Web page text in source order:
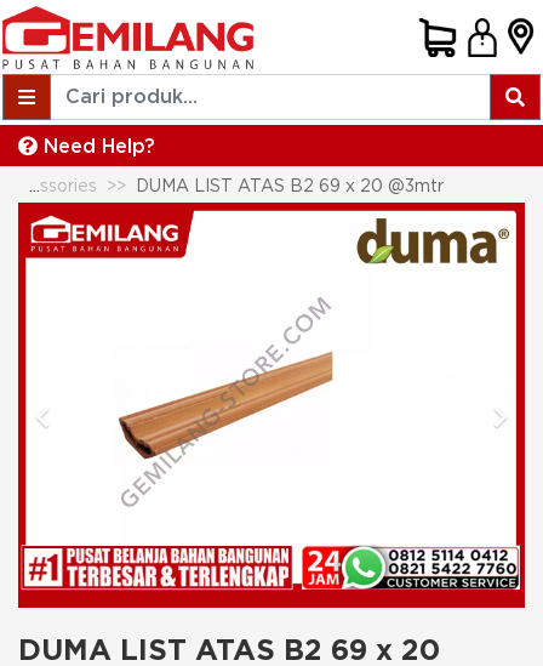
Need Help?
DUMA LIST ATAS B2 69 x 20 @3mtr
Previous Next
DUMA LIST ATAS B2 69 x 20